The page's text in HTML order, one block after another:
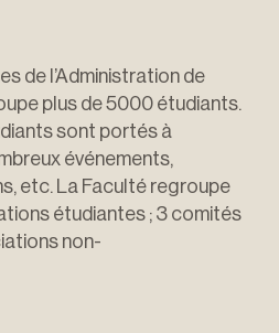
de l’Administration de
plus de 5000 étudiants.
sont portés à
événements,
etc. La Faculté regroupe
étudiantes ; 3 comités
non-